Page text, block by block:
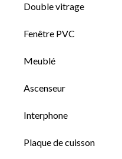
Double vitrage
Fenêtre PVC
Meublé
Ascenseur
Interphone
Plaque de cuisson